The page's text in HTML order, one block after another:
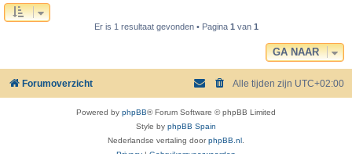
Er is 1 resultaat gevonden • Pagina 1van 1
GA NAAR
Forumoverzicht Alle tijden zijn UTC+02:00
Powered by phpBB® Forum Software © phpBB Limited
Style by phpBB Spain
Nederlandse vertaling doorphpBB.nl .